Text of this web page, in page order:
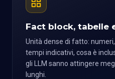
Fact block, tabelle
Unità dense di fatto:
tempi indicativi, cosa è
gli LLM sanno attingere
lunghi.